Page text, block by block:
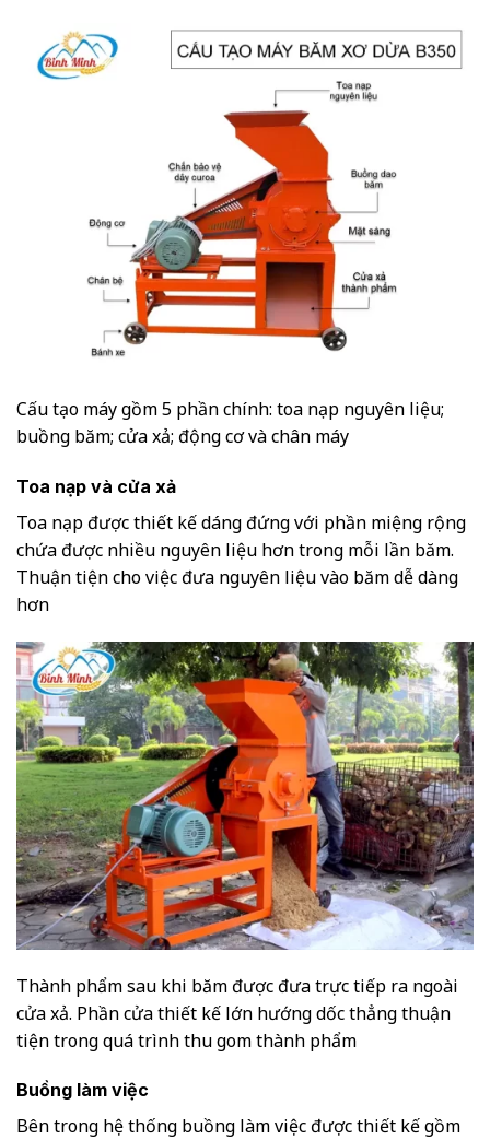
Cấu tạo máy gồm 5 phần chính: toa nạp nguyên liệu;
buồng băm; cửa xả; động cơ và chân máy
Toa nạp và cửa xả
Toa nạp được thiết kế dáng đứng với phần miệng rộng
chứa được nhiều nguyên liệu hơn trong mỗi lần băm.
Thuận tiện cho việc đưa nguyên liệu vào băm dễ dàng
hơn
Thành phẩm sau khi băm được đưa trực tiếp ra ngoài
cửa xả. Phần cửa thiết kế lớn hướng dốc thẳng thuận
tiện trong quá trình thu gom thành phẩm
Buồng làm việc
Bên trong hệ thống buồng làm việc được thiết kế gồm